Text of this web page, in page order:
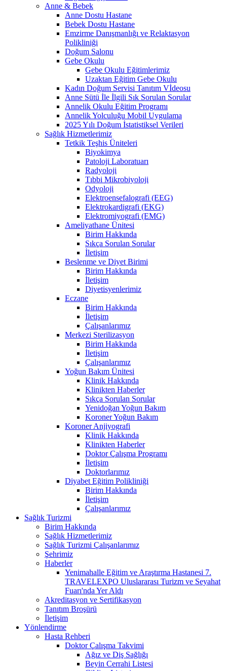
Anne & Bebek
Anne Dostu Hastane
Bebek Dostu Hastane
Emzirme Danışmanlığı ve Relaktasyon
Polikliniği
Doğum Salonu
Gebe Okulu
Gebe Okulu Eğitimlerimiz
Uzaktan Eğitim Gebe Okulu
Kadın Doğum Servisi Tanıtım Vİdeosu
Anne Sütü İle İlgili Sık Sorulan Sorular
Annelik Okulu Eğitim Programı
Annelik Yolculuğu Mobil Uygulama
2025 Yılı Doğum İstatistiksel Verileri
Sağlık Hizmetlerimiz
Tetkik Teşhis Üniteleri
Biyokimya
Patoloji Laboratuarı
Radyoloji
Tıbbi Mikrobiyoloji
Odyoloji
Elektroensefalografi (EEG)
Elektrokardigrafi (EKG)
Elektromiyografi (EMG)
Ameliyathane Ünitesi
Birim Hakkında
Sıkça Sorulan Sorular
İletişim
Beslenme ve Diyet Birimi
Birim Hakkında
İletişim
Diyetisyenlerimiz
Eczane
Birim Hakkında
İletişim
Çalışanlarımız
Merkezi Sterilizasyon
Birim Hakkında
İletişim
Çalışanlarımız
Yoğun Bakım Ünitesi
Klinik Hakkında
Klinikten Haberler
Sıkça Sorulan Sorular
Yenidoğan Yoğun Bakım
Koroner Yoğun Bakım
Koroner Anjiyografi
Klinik Hakkında
Klinikten Haberler
Doktor Çalışma Programı
İletişim
Doktorlarımız
Diyabet Eğitim Polikliniği
Birim Hakkında
İletişim
Çalışanlarımız
Sağlık Turizmi
Birim Hakkında
Sağlık Hizmetlerimiz
Sağlık Turizmi Çalışanlarımız
Şehrimiz
Haberler
Yenimahalle Eğitim ve Araştırma Hastanesi 7.
TRAVELEXPO Uluslararası Turizm ve Seyahat
Fuarı'nda Yer Aldı
Akreditasyon ve Sertifikasyon
Tanıtım Broşürü
İletişim
Yönlendirme
Hasta Rehberi
Doktor Çalışma Takvimi
Ağız ve Diş Sağlığı
Beyin Cerrahi Listesi